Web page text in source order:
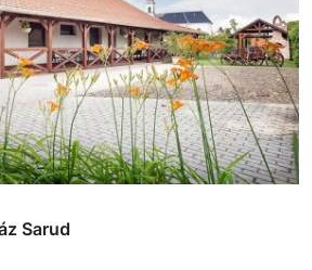
Sarud